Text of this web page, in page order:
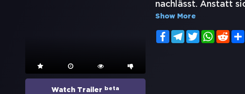
Watch Trailer beta
nachlässt. Anstatt
Show More
FacebookTelegramTwitter